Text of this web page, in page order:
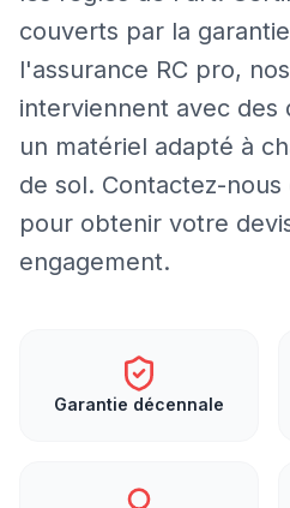
couverts par la
l'assurance RC pro,
interviennent avec des
un matériel adapté à
de sol. Contactez-
pour obtenir votre
engagement.
Garantie décennale